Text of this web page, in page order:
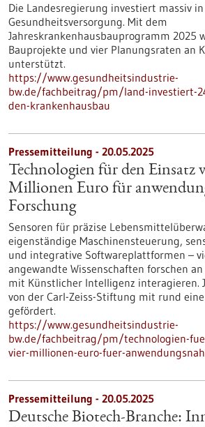
Die Landesregierung investiert massiv
Gesundheitsversorgung. Mit dem
Jahreskrankenhausbauprogramm 2025
Bauprojekte und vier Planungsraten an
unterstützt.
https://www.gesundheitsindustrie-
bw.de/fachbeitrag/pm/land-investiert-
den-krankenhausbau
Pressemitteilung - 20.05.2025
Technologien für den Einsatz
Millionen Euro für
Forschung
Sensoren für präzise
eigenständige Maschinensteuerung,
und integrative Softwareplattformen –
angewandte Wissenschaften forschen
mit Künstlicher Intelligenz interagieren.
von der Carl-Zeiss-Stiftung mit rund
gefördert.
https://www.gesundheitsindustrie-
bw.de/fachbeitrag/pm/technologien-
vier-millionen-euro-fuer-
Pressemitteilung - 20.05.2025
Deutsche Biotech-Branche: